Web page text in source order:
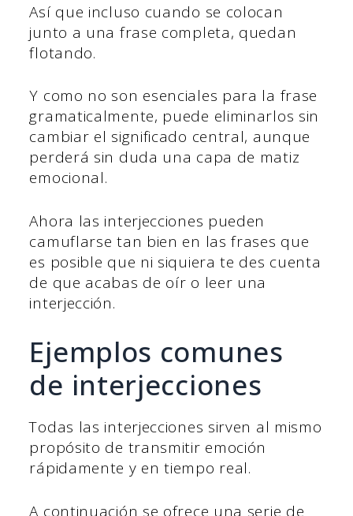
Así que incluso cuando se colocan
junto a una frase completa, quedan
flotando.
Y como no son esenciales para la frase
gramaticalmente, puede eliminarlos sin
cambiar el significado central, aunque
perderá sin duda una capa de matiz
emocional.
Ahora las interjecciones pueden
camuflarse tan bien en las frases que
es posible que ni siquiera te des cuenta
de que acabas de oír o leer una
interjección.
Ejemplos comunes
de interjecciones
Todas las interjecciones sirven al mismo
propósito de transmitir emoción
rápidamente y en tiempo real.
A continuación se ofrece una serie de